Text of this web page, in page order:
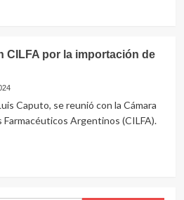
CILFA por la importación de
Caputo, se reunió con la Cámara
Argentinos (CILFA).